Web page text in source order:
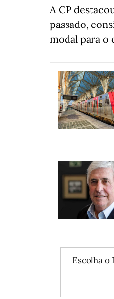
A CP
passado,
modal para o
Escolha o